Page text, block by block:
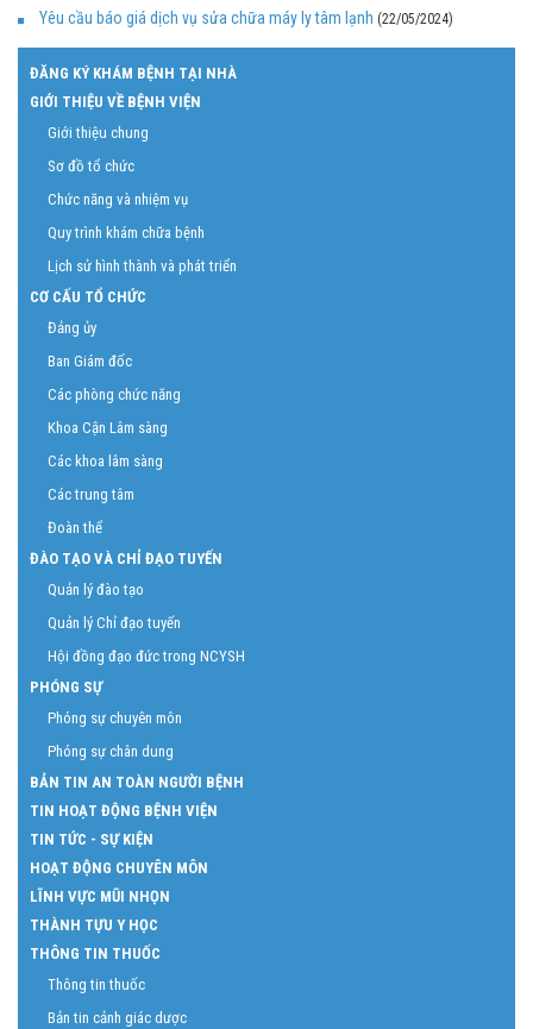
Yêu cầu báo giá dịch vụ sửa chữa máy ly tâm lạnh (22/05/2024)
ĐĂNG KÝ KHÁM BỆNH TẠI NHÀ
GIỚI THIỆU VỀ BỆNH VIỆN
Giới thiệu chung
Sơ đồ tổ chức
Chức năng và nhiệm vụ
Quy trình khám chữa bệnh
Lịch sử hình thành và phát triển
CƠ CẤU TỔ CHỨC
Đảng ủy
Ban Giám đốc
Các phòng chức năng
Khoa Cận Lâm sàng
Các khoa lâm sàng
Các trung tâm
Đoàn thể
ĐÀO TẠO VÀ CHỈ ĐẠO TUYẾN
Quản lý đào tạo
Quản lý Chỉ đạo tuyến
Hội đồng đạo đức trong NCYSH
PHÓNG SỰ
Phóng sự chuyên môn
Phóng sự chân dung
BẢN TIN AN TOÀN NGƯỜI BỆNH
TIN HOẠT ĐỘNG BỆNH VIỆN
TIN TỨC - SỰ KIỆN
HOẠT ĐỘNG CHUYÊN MÔN
LĨNH VỰC MŨI NHỌN
THÀNH TỰU Y HỌC
THÔNG TIN THUỐC
Thông tin thuốc
Bản tin cảnh giác dược